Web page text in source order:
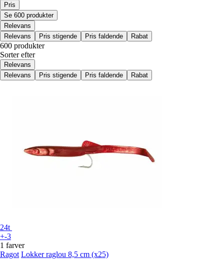
Pris
Se 600 produkter
Relevans
Relevans
Pris stigende Pris faldende Rabat
600 produkter
Sorter efter
Relevans
Relevans
Pris stigende Pris faldende Rabat
24t
+-3
1 farver
Ragot Lokker raglou 8,5 cm (x25)